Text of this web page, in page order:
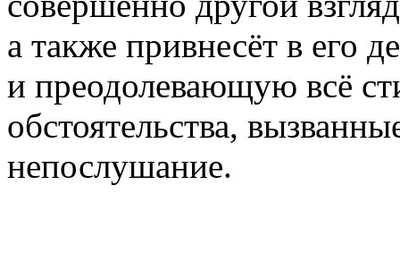
а также привнесёт в его
и преодолевающую всё
обстоятельства,
непослушание.